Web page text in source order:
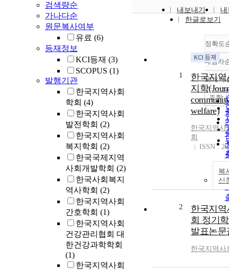
검색량순
가나다순
원문복사여부
유료 (6)
등재정보
KCI등재 (3)
SCOPUS (1)
발행기관
한국지역사회
학회 (4)
한국지역사회
발전학회 (2)
한국지역사회
복지학회 (2)
한국국제지역
사회개발학회 (2)
한국사회복지
역사학회 (2)
한국지역사회
간호학회 (1)
한국지역사회
건강관리협회 대
한건강과학학회
(1)
한국지역사회
내보내기
한글로보기
정확도
내림차
10개씩
조회
1
한국지역
지학
welfare)
한국지역사
회
ISSN :
복
신
2
한국지역
회 정기
발표논문
한국지역사